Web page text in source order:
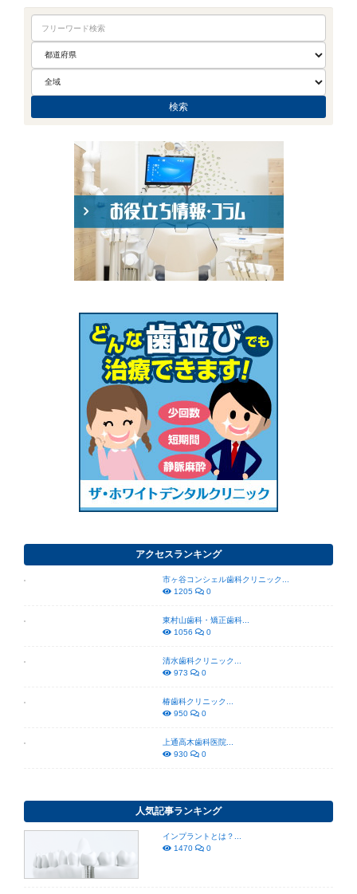
アクセスランキング
市ヶ谷コンシェル歯科クリニック...
1205
0
東村山歯科・矯正歯科...
1056
0
清水歯科クリニック...
973
0
椿歯科クリニック...
950
0
上通高木歯科医院...
930
0
人気記事ランキング
インプラントとは？...
1470
0